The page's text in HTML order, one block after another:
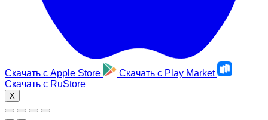
Скачать с Apple Store Скачать с Play Market
Скачать с RuStore
X